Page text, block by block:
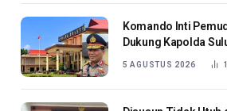
Komando Inti
Dukung Kapolda
5 AGUSTUS 2026